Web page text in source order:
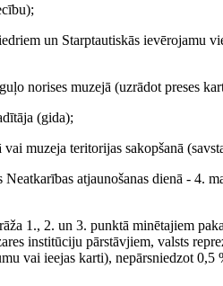
un Starptautiskās ievērojamu
norises muzejā (uzrādot preses
(gida);
muzeja teritorijas sakopšanā
atjaunošanas dienā - 4.
1., 2. un 3. punktā minētajiem
institūciju pārstāvjiem, valsts
vai ieejas karti), nepārsniedzot